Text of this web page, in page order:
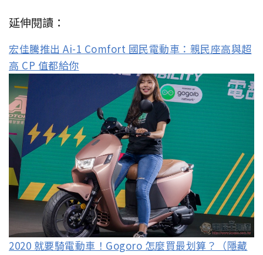
延伸閱讀：
宏佳騰推出 Ai-1 Comfort 國民電動車：親民座高與超
高 CP 值都給你
2020 就要騎電動車！Gogoro 怎麼買最划算？（隱藏